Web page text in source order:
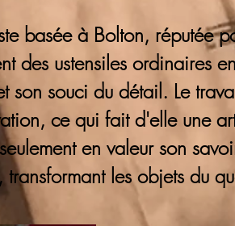
basée à Bolton, réputée
des ustensiles ordinaires
son souci du détail. Le
ce qui fait d'elle une
en valeur son
transformant les objets du